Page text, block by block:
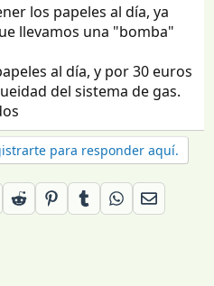
los papeles al día, ya
llevamos una "bomba"
al día, y por 30 euros
del sistema de gas.
para responder aquí.